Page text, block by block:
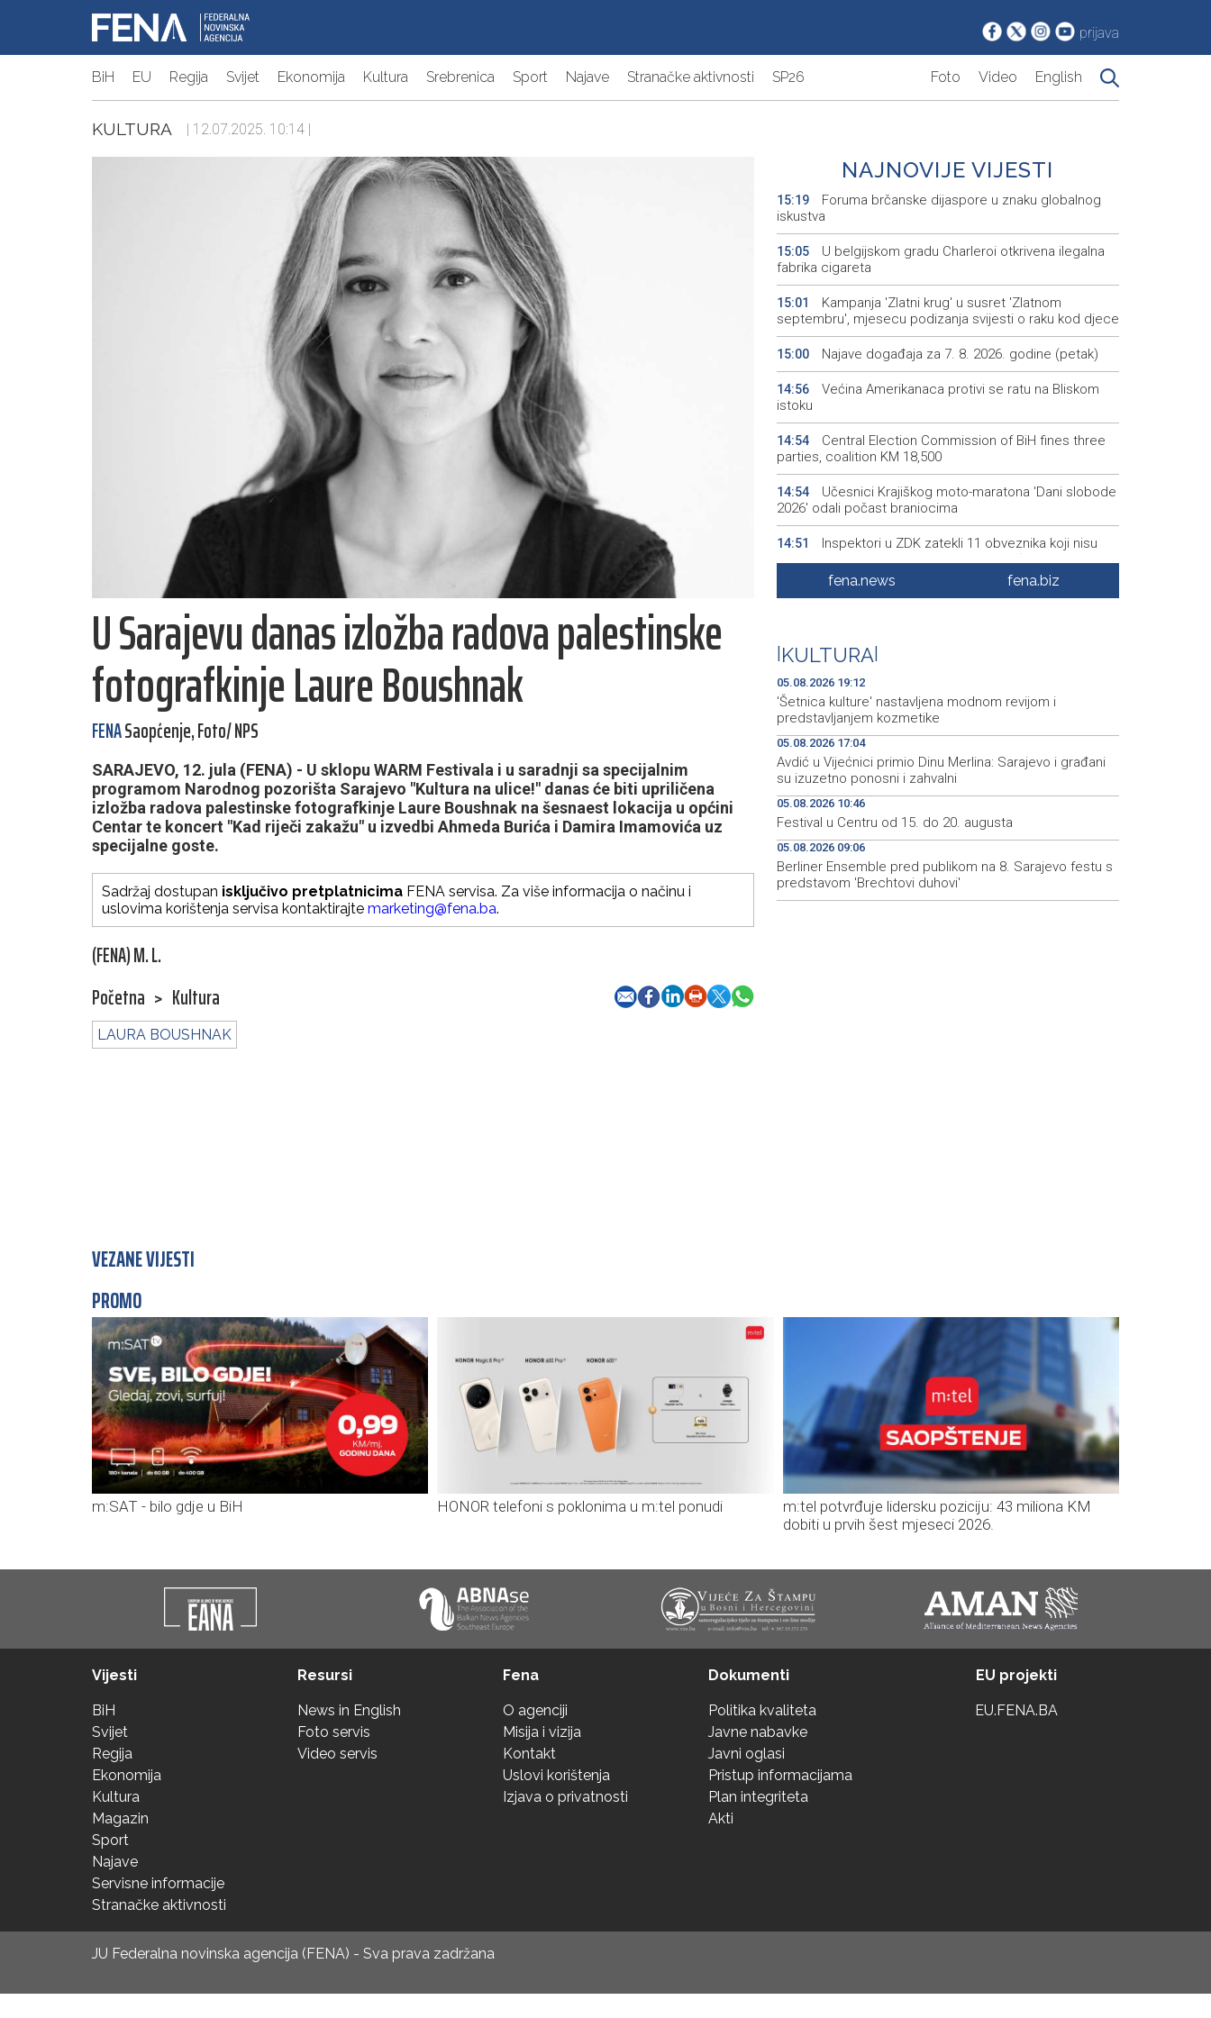
prijava
BiH EU Regija Svijet Ekonomija Kultura Srebrenica Sport Najave Stranačke aktivnosti SP26 Foto Video English
KULTURA | 12.07.2025. 10:14 |
U Sarajevu danas izložba radova palestinske
fotografkinje Laure Boushnak
FENASaopćenje, Foto/ NPS
SARAJEVO, 12. jula (FENA) - U sklopu WARM Festivala i u saradnji sa specijalnim
programom Narodnog pozorišta Sarajevo "Kultura na ulice!" danas će biti upriličena
izložba radova palestinske fotografkinje Laure Boushnak na šesnaest lokacija u općini
Centar te koncert "Kad riječi zakažu" u izvedbi Ahmeda Burića i Damira Imamovića uz
specijalne goste.
Sadržaj dostupan isključivo pretplatnicima FENA servisa. Za više informacija o načinu i
uslovima korištenja servisa kontaktirajte marketing@fena.ba.
(FENA) M. L.
Početna > Kultura
LAURA BOUSHNAK
NAJNOVIJE VIJESTI
15:19
Foruma brčanske dijaspore u znaku globalnog
iskustva
15:05
U belgijskom gradu Charleroi otkrivena ilegalna
fabrika cigareta
15:01
Kampanja 'Zlatni krug' u susret 'Zlatnom
septembru', mjesecu podizanja svijesti o raku kod djece
15:00 Najave događaja za 7. 8. 2026. godine (petak)
14:56
Većina Amerikanaca protivi se ratu na Bliskom
istoku
14:54
Central Election Commission of BiH fines three
parties, coalition KM 18,500
14:54
Učesnici Krajiškog moto-maratona 'Dani slobode
2026' odali počast braniocima
14:51
Inspektori u ZDK zatekli 11 obveznika koji nisu
evidentirali promet putem fiskalnog uređaja
Na Sarajevskoj berzi današnji promet 114.853,85
14:48
Ovjera knjižica nije odobrovoljila zeničke rudare, u
jami 'Raspotočje' 11 ih protestira
fena.news fena.biz
KULTURA
05.08.2026 19:12
'Šetnica kulture' nastavljena modnom revijom i
predstavljanjem kozmetike
05.08.2026 17:04
Avdić u Vijećnici primio Dinu Merlina: Sarajevo i građani
su izuzetno ponosni i zahvalni
05.08.2026 10:46
Festival u Centru od 15. do 20. augusta
05.08.2026 09:06
Berliner Ensemble pred publikom na 8. Sarajevo festu s
predstavom 'Brechtovi duhovi'
VEZANE VIJESTI
PROMO
m:SAT - bilo gdje u BiH HONOR telefoni s poklonima u m:tel ponudi
m:tel potvrđuje lidersku poziciju: 43 miliona KM
dobiti u prvih šest mjeseci 2026.
Vijesti
BiH
Svijet
Regija
Ekonomija
Kultura
Magazin
Sport
Najave
Servisne informacije
Stranačke aktivnosti
Resursi
News in English
Foto servis
Video servis
Fena
O agenciji
Misija i vizija
Kontakt
Uslovi korištenja
Izjava o privatnosti
Dokumenti
Politika kvaliteta
Javne nabavke
Javni oglasi
Pristup informacijama
Plan integriteta
Akti
EU projekti
EU.FENA.BA
JU Federalna novinska agencija (FENA) - Sva prava zadržana